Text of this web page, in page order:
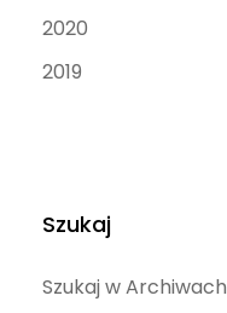
2020
2019
Szukaj
Szukaj w Archiwach